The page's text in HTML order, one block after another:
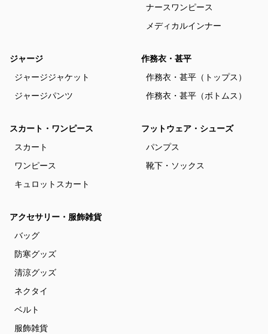
ナースワンピース
メディカルインナー
ジャージ
ジャージジャケット
ジャージパンツ
作務衣・甚平
作務衣・甚平（トップス）
作務衣・甚平（ボトムス）
スカート・ワンピース
スカート
ワンピース
キュロットスカート
フットウェア・シューズ
パンプス
靴下・ソックス
アクセサリー・服飾雑貨
バッグ
防寒グッズ
清涼グッズ
ネクタイ
ベルト
服飾雑貨